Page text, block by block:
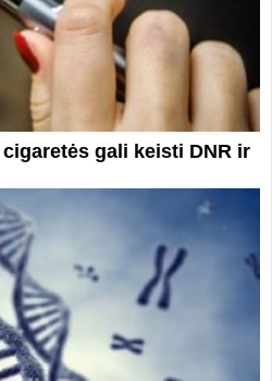
gali keisti DNR ir